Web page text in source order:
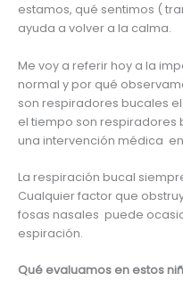
estamos, qué sentimos (
ayuda a volver a la calma.
Me voy a referir hoy a la
normal y por qué
son respiradores bucales
el tiempo son
una intervención médica
La respiración bucal
Cualquier factor que
fosas nasales puede
espiración.
Qué evaluamos en estos